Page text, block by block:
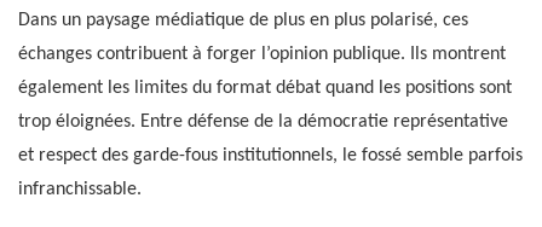
Dans un paysage médiatique de plus en plus polarisé, ces
échanges contribuent à forger l’opinion publique. Ils montrent
également les limites du format débat quand les positions sont
trop éloignées. Entre défense de la démocratie représentative
et respect des garde-fous institutionnels, le fossé semble parfois
infranchissable.